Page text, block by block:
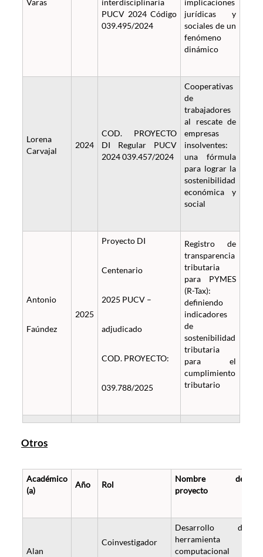
Varas
interdisciplinaria
PUCV 2024 Código
039.495/2024
implicaciones
jurídicas y
sociales de un
fenómeno
dinámico
Lorena
Carvajal
2024
COD. PROYECTO
DI Regular PUCV
2024 039.457/2024
Cooperativas
de
trabajadores
al rescate de
empresas
insolventes:
una fórmula
para lograr la
sostenibilidad
económica y
social
Antonio
Faúndez
2025
Proyecto DI
Centenario
2025 PUCV –
adjudicado
COD. PROYECTO:
039.788/2025
Registro de
transparencia
tributaria
para PYMES
(R-Tax):
definiendo
indicadores
de
sostenibilidad
tributaria
para el
cumplimiento
tributario
Otros
Académico
(a)
Año Rol
Nombre del
proyecto
Alan
Coinvestigador
Desarrollo de
herramienta
computacional